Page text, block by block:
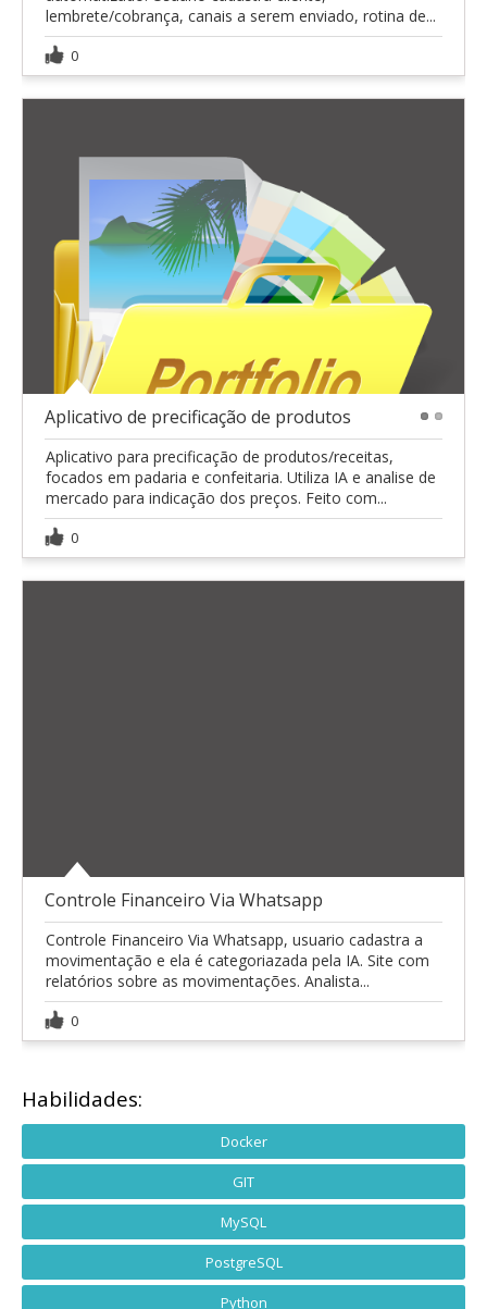
lembrete/cobrança, canais a serem enviado, rotina de...
0
Aplicativo de precificação de produtos
Aplicativo para precificação de produtos/receitas,
focados em padaria e confeitaria. Utiliza IA e analise de
mercado para indicação dos preços. Feito com...
0
Controle Financeiro Via Whatsapp
Controle Financeiro Via Whatsapp, usuario cadastra a
movimentação e ela é categoriazada pela IA. Site com
relatórios sobre as movimentações. Analista...
0
Habilidades:
Docker
GIT
MySQL
PostgreSQL
Python